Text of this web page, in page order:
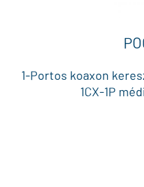
1-Portos koaxon
1CX-1P